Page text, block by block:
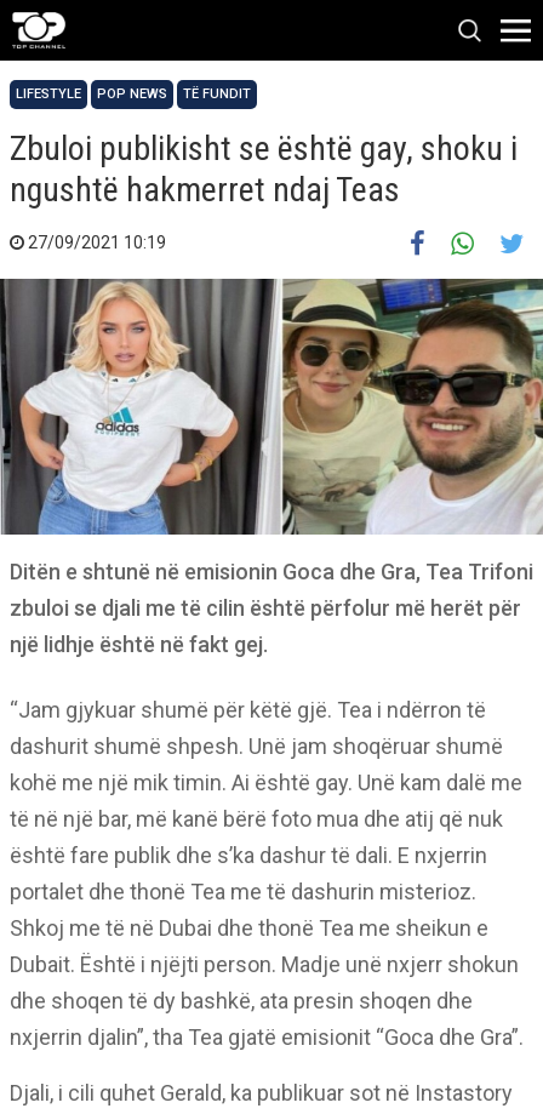
LIFESTYLE POP NEWS TË FUNDIT
Zbuloi publikisht se është gay, shoku i
ngushtë hakmerret ndaj Teas
27/09/2021 10:19
Ditën e shtunë në emisionin Goca dhe Gra, Tea Trifoni
zbuloi se djali me të cilin është përfolur më herët për
një lidhje është në fakt gej.
“Jam gjykuar shumë për këtë gjë. Tea i ndërron të
dashurit shumë shpesh. Unë jam shoqëruar shumë
kohë me një mik timin. Ai është gay. Unë kam dalë me
të në një bar, më kanë bërë foto mua dhe atij që nuk
është fare publik dhe s’ka dashur të dali. E nxjerrin
portalet dhe thonë Tea me të dashurin misterioz.
Shkoj me të në Dubai dhe thonë Tea me sheikun e
Dubait. Është i njëjti person. Madje unë nxjerr shokun
dhe shoqen të dy bashkë, ata presin shoqen dhe
nxjerrin djalin”, tha Tea gjatë emisionit “Goca dhe Gra”.
Djali, i cili quhet Gerald, ka publikuar sot në Instastory